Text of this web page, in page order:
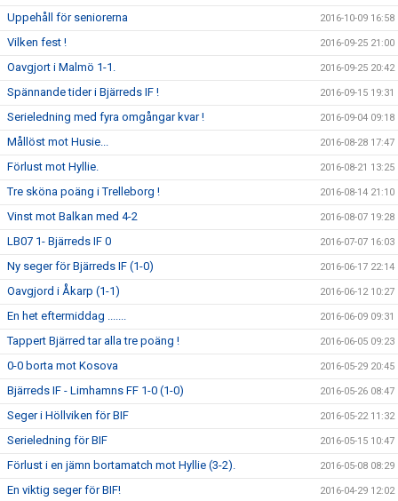
Uppehåll för seniorerna 2016-10-09 16:58
Vilken fest ! 2016-09-25 21:00
Oavgjort i Malmö 1-1. 2016-09-25 20:42
Spännande tider i Bjärreds IF ! 2016-09-15 19:31
Serieledning med fyra omgångar kvar ! 2016-09-04 09:18
Mållöst mot Husie... 2016-08-28 17:47
Förlust mot Hyllie. 2016-08-21 13:25
Tre sköna poäng i Trelleborg ! 2016-08-14 21:10
Vinst mot Balkan med 4-2 2016-08-07 19:28
LB07 1- Bjärreds IF 0 2016-07-07 16:03
Ny seger för Bjärreds IF (1-0) 2016-06-17 22:14
Oavgjord i Åkarp (1-1) 2016-06-12 10:27
En het eftermiddag ....... 2016-06-09 09:31
Tappert Bjärred tar alla tre poäng ! 2016-06-05 09:23
0-0 borta mot Kosova 2016-05-29 20:45
Bjärreds IF - Limhamns FF 1-0 (1-0) 2016-05-26 08:47
Seger i Höllviken för BIF 2016-05-22 11:32
Serieledning för BIF 2016-05-15 10:47
Förlust i en jämn bortamatch mot Hyllie (3-2). 2016-05-08 08:29
En viktig seger för BIF! 2016-04-29 12:02